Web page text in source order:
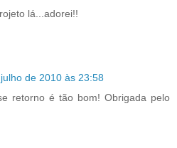
lá...adorei!!
de 2010 às 23:58
retorno é tão bom! Obrigada pelo